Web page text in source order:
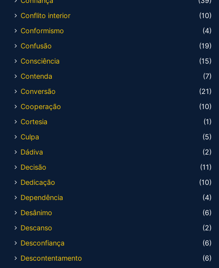
Conflito interior
(10)
Conformismo
(4)
Confusão
(19)
Consciência
(15)
Contenda
(7)
Conversão
(21)
Cooperação
(10)
Cortesia
(1)
Culpa
(5)
Dádiva
(2)
Decisão
(11)
Dedicação
(10)
Dependência
(4)
Desânimo
(6)
Descanso
(2)
Desconfiança
(6)
Descontentamento
(6)